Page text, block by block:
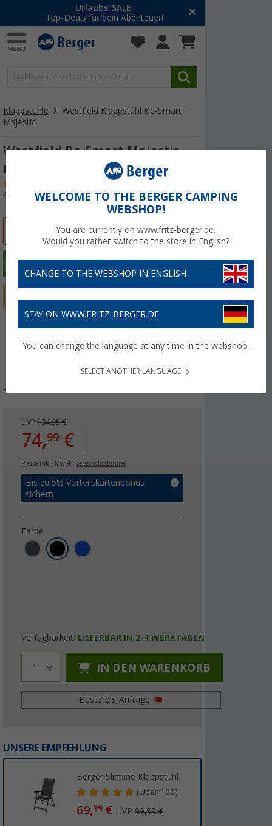
Urlaubs-SALE:
Top-Deals für dein Abenteuer!
Klappstühle
Westfield Klappstuhl Be-Smart
Majestic
Westfield Be-Smart Majestic
Klappstuhl Dark Smoke
Art.-Nr.: 732540
UVP 104,95 €
74,99 €
Preise inkl. MwSt., versandkostenfrei
Bis zu 5% Vorteilskartenbonus
sichern
Farbe
Verfügbarkeit: LIEFERBAR IN 2-4 WERKTAGEN
1 IN DEN WARENKORB
Bestpreis-Anfrage
UNSERE EMPFEHLUNG
Berger Slimline Klappstuhl
(Über100)
69,99 € UVP99,99 €
WELCOME TO THE BERGER CAMPING
WEBSHOP!
You are currently on www.fritz-berger.de.
Would you rather switch to the store in English?
CHANGE TO THE WEBSHOP IN ENGLISH
STAY ON WWW.FRITZ-BERGER.DE
You can change the language at any time in the webshop.
SELECT ANOTHER LANGUAGE